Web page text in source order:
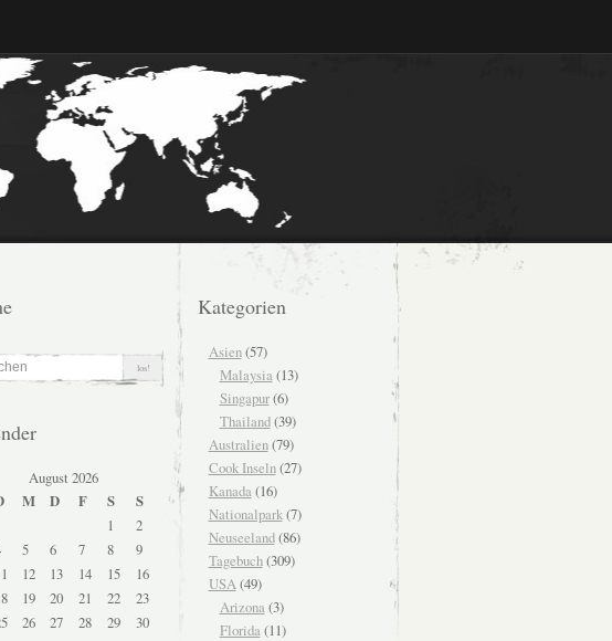
August 2026
M D F S
S
1
2
5 6 7 8
9
12 13 14 15
16
19 20 21 22
23
26 27 28 29
30
Kategorien
Asien(57)
Malaysia(13)
Singapur(6)
Thailand(39)
Australien(79)
Cook Inseln(27)
Kanada(16)
Nationalpark(7)
Neuseeland(86)
Tagebuch(309)
USA(49)
Arizona(3)
Florida(11)